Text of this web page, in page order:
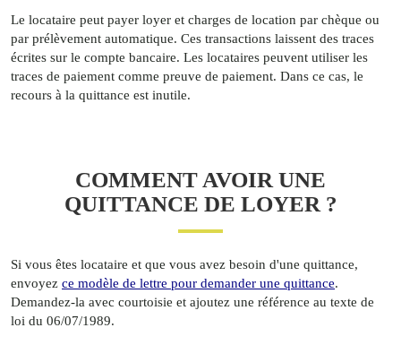
Le locataire peut payer loyer et charges de location par chèque ou
par prélèvement automatique. Ces transactions laissent des traces
écrites sur le compte bancaire. Les locataires peuvent utiliser les
traces de paiement comme preuve de paiement. Dans ce cas, le
recours à la quittance est inutile.
COMMENT AVOIR UNE
QUITTANCE DE LOYER ?
Si vous êtes locataire et que vous avez besoin d'une quittance,
envoyez ce modèle de lettre pour demander une quittance.
Demandez-la avec courtoisie et ajoutez une référence au texte de
loi du 06/07/1989.